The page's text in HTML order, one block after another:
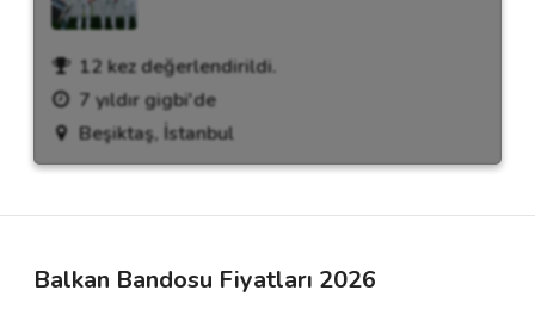
12 kez değerlendirildi.
7 yıldır gigbi'de
Beşiktaş, İstanbul
Balkan Bandosu Fiyatları 2026